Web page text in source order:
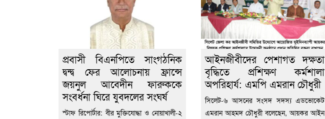
প্রবাসী বিএনপিতে সাংগঠনিক
দ্বন্দ্ব ফের আলোচনায় ফ্রান্সে
জয়নুল আবেদীন ফারুককে
সংবর্ধনা ঘিরে যুবদলের সংঘর্ষ
স্টাফ রিপোর্টার: বীর মুক্তিযোদ্ধা ও নোয়াখালী-২
আইনজীবীদের পেশাগত দক্ষতা
বৃদ্ধিতে প্রশিক্ষণ কর্মশালা
অপরিহার্য: এমপি এমরান চৌধুরী
‎সিলেট-৬ আসনের সংসদ সদস্য এডভোকেট
এমরান আহমদ চৌধুরী বলেছেন, আয়কর আইন